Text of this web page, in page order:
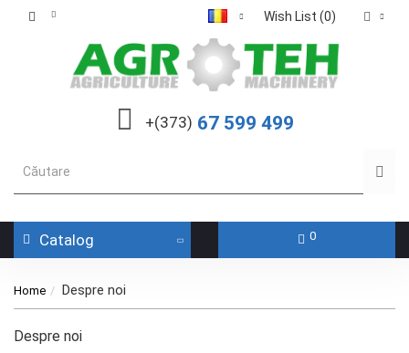
Wish List (0)
+(373) 67 599 499
Catalog 0
Home Despre noi
Despre noi